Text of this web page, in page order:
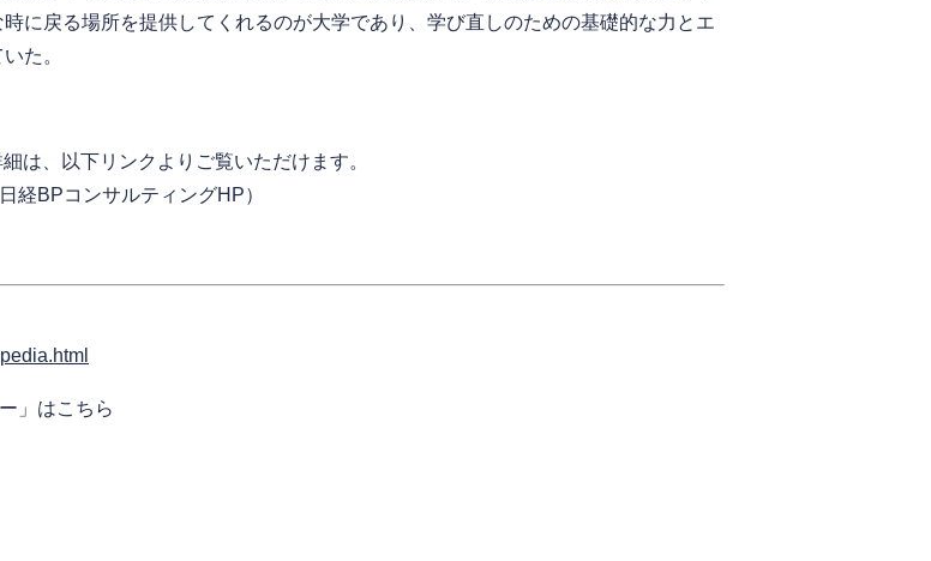
に戻る場所を提供してくれるのが大学であり、学び直しのための基礎的な力とエ
た。
は、以下リンクよりご覧いただけます。
経BPコンサルティングHP）
」はこちら